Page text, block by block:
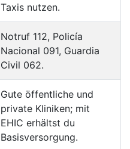
Taxis nutzen.
Notruf 112, Policía
Nacional 091, Guardia
Civil 062.
Gute öffentliche und
private Kliniken; mit
EHIC erhältst du
Basisversorgung.